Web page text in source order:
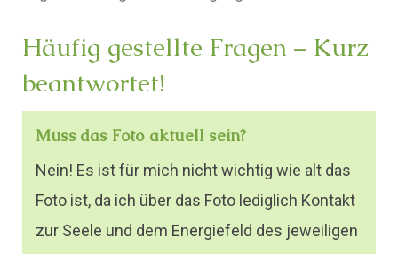
Häufig gestellte Fragen – Kurz
beantwortet!
Muss das Foto aktuell sein?
Nein! Es ist für mich nicht wichtig wie alt das
Foto ist, da ich über das Foto lediglich Kontakt
zur Seele und dem Energiefeld des jeweiligen